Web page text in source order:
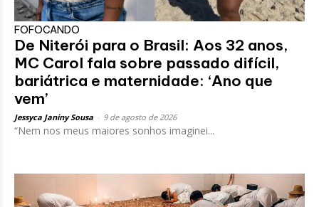
FOFOCANDO
De Niterói para o Brasil: Aos 32 anos,
MC Carol fala sobre passado difícil,
bariátrica e maternidade: ‘Ano que
vem’
Jessyca Janiny Sousa 9 de agosto de 2026
“Nem nos meus maiores sonhos imaginei...